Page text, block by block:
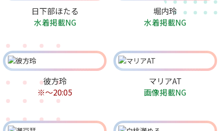
日下部ほたる
水着掲載NG
堀内玲
水着掲載NG
彼方玲
※～20:05
マリアAT
画像掲載NG